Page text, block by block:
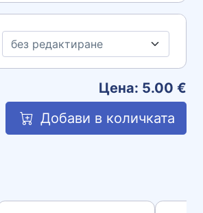
Цена: 5.00 €
Добави в количката